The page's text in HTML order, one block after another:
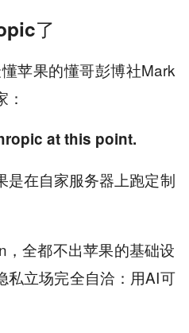
了
苹果的懂哥彭博社Mark
at this point.
是在自家服务器上跑定制
全都不出苹果的基础设
私立场完全自洽：用AI可